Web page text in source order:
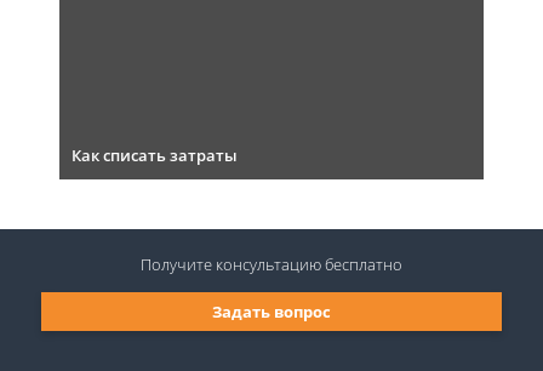
Как списать затраты
Задать вопрос
Получите консультациюбесплатно